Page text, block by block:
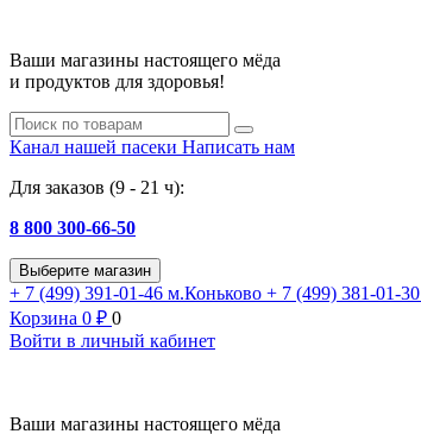
Ваши магазины настоящего мёда
и продуктов для здоровья!
Канал нашей пасеки Написать нам
Для заказов (9 - 21 ч):
8 800 300-66-50
Выберите магазин
+ 7 (499) 391-01-46 м.Коньково + 7 (499) 381-01-30
Корзина 0 ₽ 0
Войти в личный кабинет
Ваши магазины настоящего мёда